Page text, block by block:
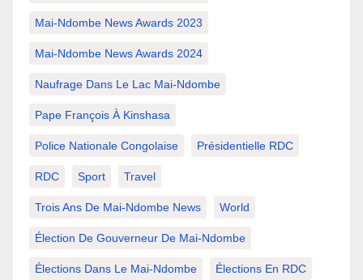
Mai-Ndombe News Awards 2023
Mai-Ndombe News Awards 2024
Naufrage Dans Le Lac Mai-Ndombe
Pape François À Kinshasa
Police Nationale Congolaise Présidentielle RDC
RDC Sport Travel
Trois Ans De Mai-Ndombe News World
Élection De Gouverneur De Mai-Ndombe
Élections Dans Le Mai-Ndombe Élections En RDC